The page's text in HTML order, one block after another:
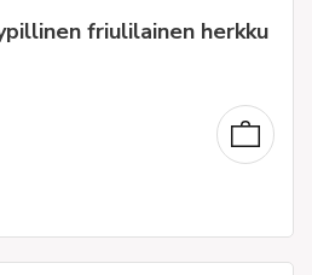
friulilainen herkku